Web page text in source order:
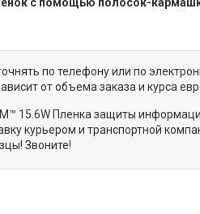
по телефону или по
от объема заказа и курса
15.6W Пленка защиты
курьером и транспортной
Звоните!